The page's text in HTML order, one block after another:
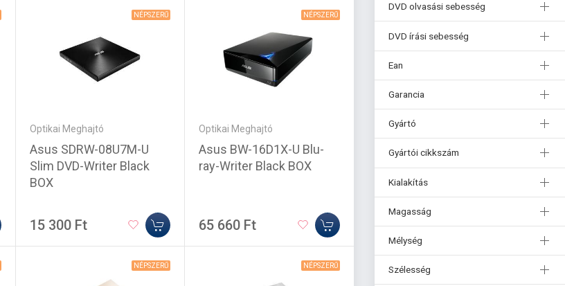
NÉPSZERŰ
Optikai Meghajtó
Asus SDRW-08U7M-U
Slim DVD-Writer Black
BOX
15 300 Ft
NÉPSZERŰ
Optikai Meghajtó
Asus BW-16D1X-U Blu-
ray-Writer Black BOX
65 660 Ft
NÉPSZERŰ NÉPSZERŰ
DVD olvasási sebesség
DVD írási sebesség
Ean
Garancia
Gyártó
Gyártói cikkszám
Kialakítás
Magasság
Mélység
Szélesség